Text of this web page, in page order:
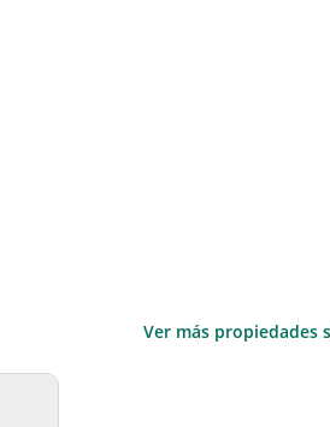
Ver más propiedades